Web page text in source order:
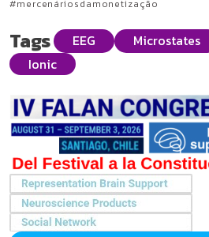
#mercenáriosdamonetização
Tags EEG Microstates
Ionic